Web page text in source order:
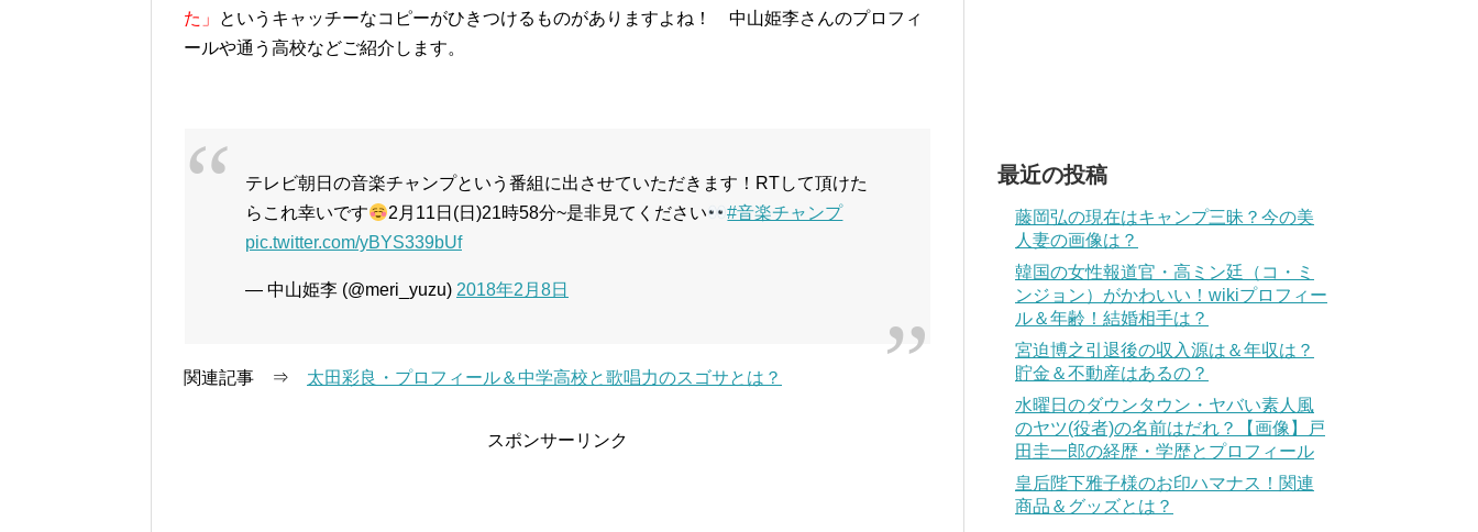
た」
というキャッチーなコピーがひきつけるものがありますよね！ 中山姫李さんのプロフィ
ールや通う高校などご紹介します。
テレビ朝日の音楽チャンプという番組に出させていただきます！RTして頂けた
らこれ幸いです
2月11日(日)21時58分~是非見てください
#音楽チャンプ
pic.twitter.com/yBYS339bUf
— 中山姫李 (@meri_yuzu) 2018年2月8日
関連記事 ⇒ 太田彩良・プロフィール＆中学高校と歌唱力のスゴサとは？
スポンサーリンク
最近の投稿
藤岡弘の現在はキャンプ三昧？今の美
人妻の画像は？
韓国の女性報道官・高ミン廷（コ・ミ
ンジョン）がかわいい！wikiプロフィー
ル＆年齢！結婚相手は？
宮迫博之引退後の収入源は＆年収は？
貯金＆不動産はあるの？
水曜日のダウンタウン・ヤバい素人風
のヤツ(役者)の名前はだれ？【画像】戸
田圭一郎の経歴・学歴とプロフィール
皇后陛下雅子様のお印ハマナス！関連
商品＆グッズとは？